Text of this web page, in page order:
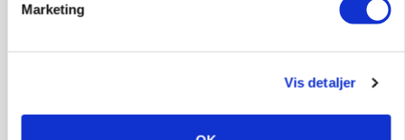
Marketing
Vis detaljer